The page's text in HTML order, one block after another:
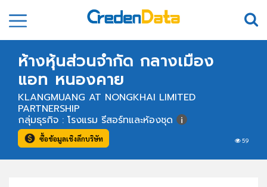
ห้างหุ้นส่วนจำกัด กลางเมือง
แอท หนองคาย
KLANGMUANG AT NONGKHAI LIMITED
PARTNERSHIP
59
กลุ่มธุรกิจ : โรงแรม รีสอร์ทและห้องชุด
ซื้อข้อมูลเชิงลึกบริษัท